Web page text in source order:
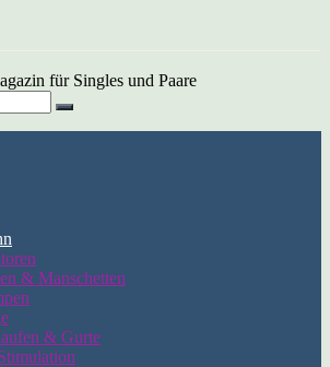
für Singles und Paare
& Manschetten
& Gurte